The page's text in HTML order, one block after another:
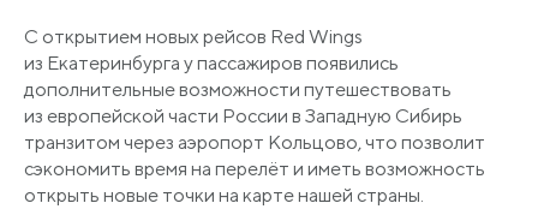
С открытием новых рейсов Red Wings
из Екатеринбурга у пассажиров появились
дополнительные возможности путешествовать
из европейской части России в Западную Сибирь
транзитом через аэропорт Кольцово, что позволит
сэкономить время на перелёт и иметь возможность
открыть новые точки на карте нашей страны.